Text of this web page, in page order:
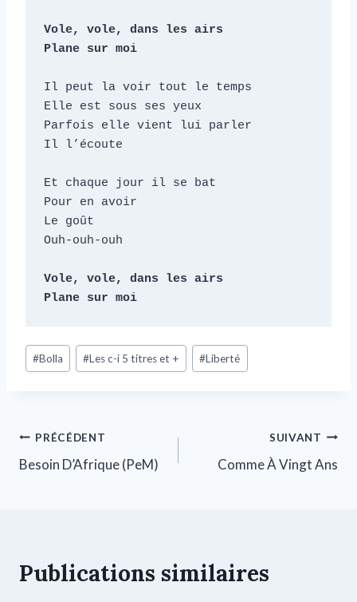
Vole, vole, dans les airs
Plane sur moi
Il peut la voir tout le temps
Elle est sous ses yeux
Parfois elle vient lui parler
Il l’écoute
Et chaque jour il se bat
Pour en avoir
Le goût
Ouh-ouh-ouh
Vole, vole, dans les airs
Plane sur moi
#Bolla #Les c-i 5 titres et + #Liberté
PRÉCÉDENT
Besoin D’Afrique (PeM)
SUIVANT
Comme À Vingt Ans
Publications similaires